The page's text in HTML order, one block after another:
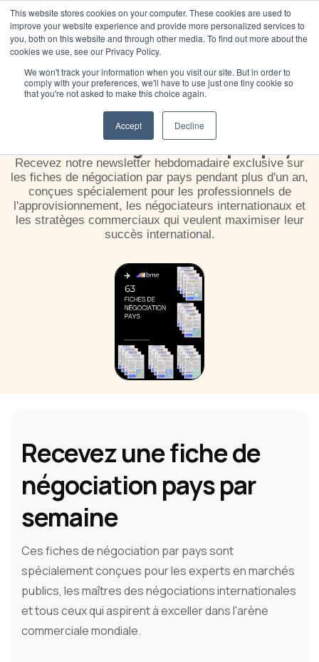
This website stores cookies on your computer. These cookies are used to
improve your website experience and provide more personalized services to
you, both on this website and through other media. To find out more about the
cookies we use, see our Privacy Policy.
We won't track your information when you visit our site. But in order to
comply with your preferences, we'll have to use just one tiny cookie so
that you're not asked to make this choice again.
Accept Decline
Abonnez-vous à notre newsletter
Fiches de négociation par pays
Recevez notre newsletter hebdomadaire exclusive sur
les fiches de négociation par pays pendant plus d'un an,
conçues spécialement pour les professionnels de
l'approvisionnement, les négociateurs internationaux et
les stratèges commerciaux qui veulent maximiser leur
succès international.
Recevez une fiche de
négociation pays par
semaine
Ces fiches de négociation par pays sont
spécialement conçues pour les experts en marchés
publics, les maîtres des négociations internationales
et tous ceux qui aspirent à exceller dans l'arène
commerciale mondiale.